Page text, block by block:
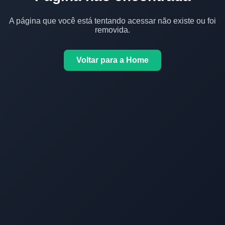
A página que você está tentando acessar não existe ou foi
removida.
Voltar para a Home